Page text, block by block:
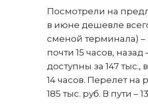
Посмотрели на
в июне дешевле
сменой терминала) –
почти 15 часов,
доступны за 147
14 часов. Перелет на
185 тыс. руб. В пути –